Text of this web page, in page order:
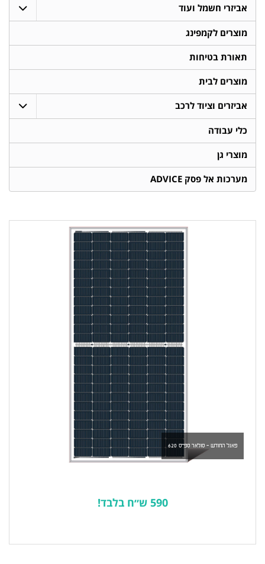
אביזרי חשמל ועוד
מוצרים לקמפינג
תאורת בטיחות
מוצרים לבית
אביזרים וציוד לרכב
כלי עבודה
מוצרי גן
מערכות אל פסק ADVICE
פאנל החודש - סולאר ספייס 620
590 ש״ח בלבד!